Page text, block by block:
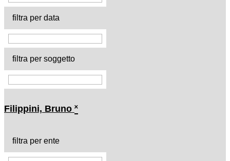
filtra per data
filtra per soggetto
Filippini, Bruno ˟
filtra per ente